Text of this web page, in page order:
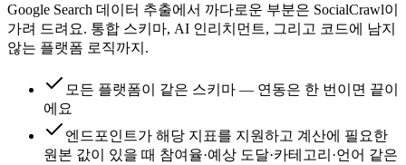
Google Search 데이터 추출에서 까다로운 부분은 SocialCrawl이
가려 드려요. 통합 스키마, AI 인리치먼트, 그리고 코드에 남지
않는 플랫폼 로직까지.
모든 플랫폼이 같은 스키마 — 연동은 한 번이면 끝이
에요
엔드포인트가 해당 지표를 지원하고 계산에 필요한
원본 값이 있을 때 참여율·예상 도달·카테고리·언어 같은